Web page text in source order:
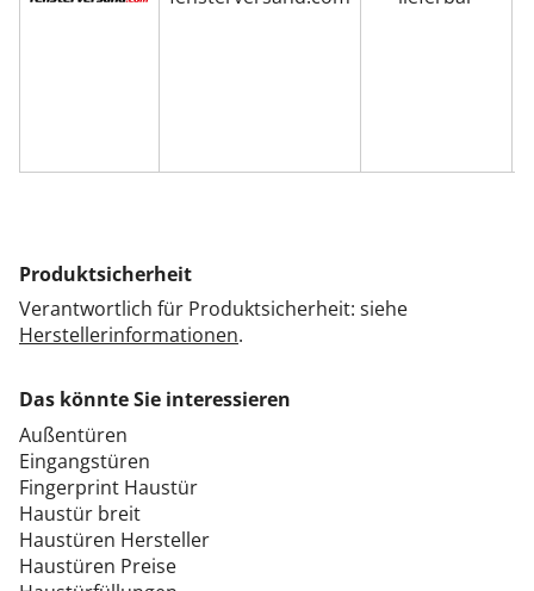
Produktsicherheit
Verantwortlich für Produktsicherheit: siehe
Herstellerinformationen.
Das könnte Sie interessieren
Außentüren
Eingangstüren
Fingerprint Haustür
Haustür breit
Haustüren Hersteller
Haustüren Preise